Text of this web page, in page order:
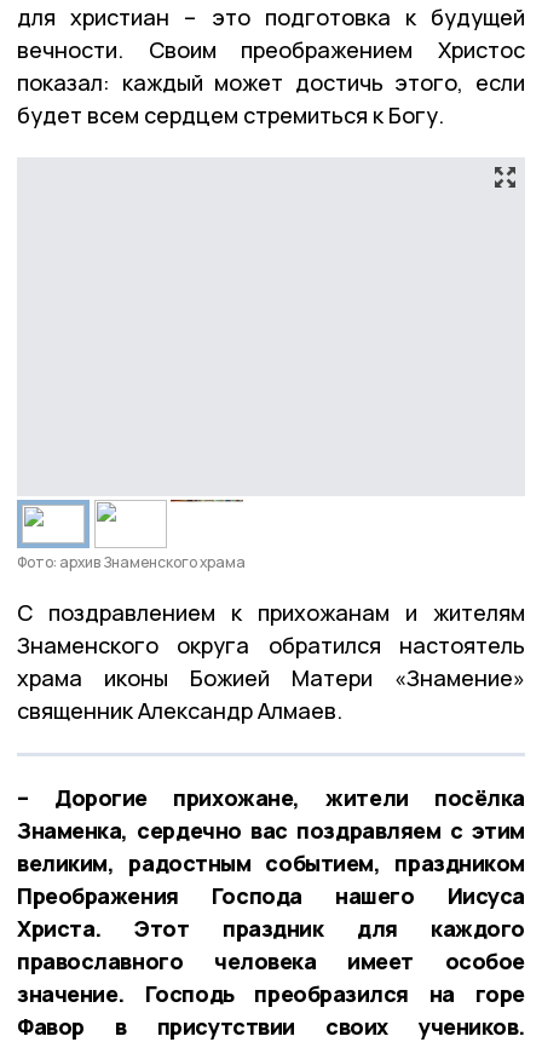
для христиан – это подготовка к будущей
вечности. Своим преображением Христос
показал: каждый может достичь этого, если
будет всем сердцем стремиться к Богу.
Фото: архив Знаменского храма
С поздравлением к прихожанам и жителям
Знаменского округа обратился настоятель
храма иконы Божией Матери «Знамение»
священник Александр Алмаев.
– Дорогие прихожане, жители посёлка
Знаменка, сердечно вас поздравляем с этим
великим, радостным событием, праздником
Преображения Господа нашего Иисуса
Христа. Этот праздник для каждого
православного человека имеет особое
значение. Господь преобразился на горе
Фавор в присутствии своих учеников.